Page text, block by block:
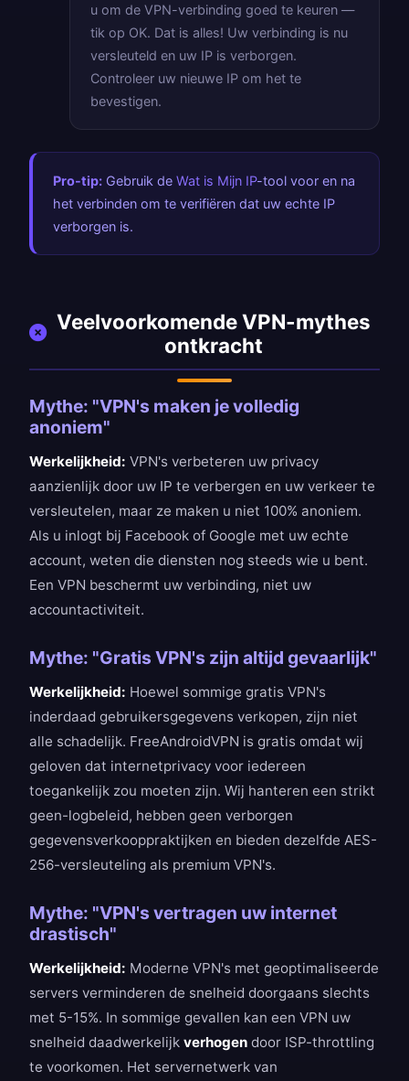
u om de VPN-verbinding goed te keuren —
tik op OK. Dat is alles! Uw verbinding is nu
versleuteld en uw IP is verborgen.
Controleer uw nieuwe IP om het te
bevestigen.
Pro-tip: Gebruik de Wat is Mijn IP-tool voor en na
het verbinden om te verifiëren dat uw echte IP
verborgen is.
Veelvoorkomende VPN-mythes
ontkracht
Mythe: "VPN's maken je volledig
anoniem"
Werkelijkheid: VPN's verbeteren uw privacy
aanzienlijk door uw IP te verbergen en uw verkeer te
versleutelen, maar ze maken u niet 100% anoniem.
Als u inlogt bij Facebook of Google met uw echte
account, weten die diensten nog steeds wie u bent.
Een VPN beschermt uw verbinding, niet uw
accountactiviteit.
Mythe: "Gratis VPN's zijn altijd gevaarlijk"
Werkelijkheid: Hoewel sommige gratis VPN's
inderdaad gebruikersgegevens verkopen, zijn niet
alle schadelijk. FreeAndroidVPN is gratis omdat wij
geloven dat internetprivacy voor iedereen
toegankelijk zou moeten zijn. Wij hanteren een strikt
geen-logbeleid, hebben geen verborgen
gegevensverkooppraktijken en bieden dezelfde AES-
256-versleuteling als premium VPN's.
Mythe: "VPN's vertragen uw internet
drastisch"
Werkelijkheid: Moderne VPN's met geoptimaliseerde
servers verminderen de snelheid doorgaans slechts
met 5-15%. In sommige gevallen kan een VPN uw
snelheid daadwerkelijk verhogen door ISP-throttling
te voorkomen. Het servernetwerk van